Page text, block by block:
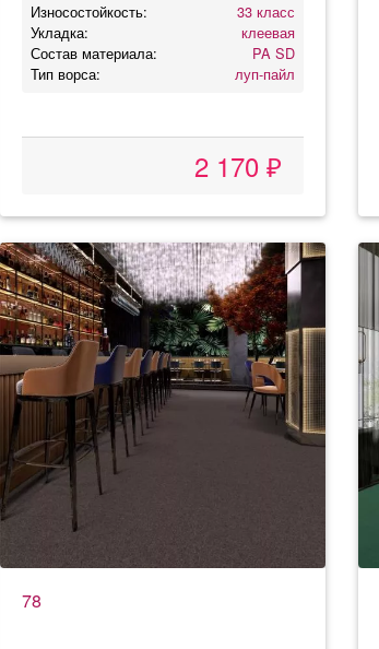
Износостойкость:
33 класс
Укладка:
клеевая
Состав материала:
PA SD
Тип ворса:
луп-пайл
2 170 ₽
78